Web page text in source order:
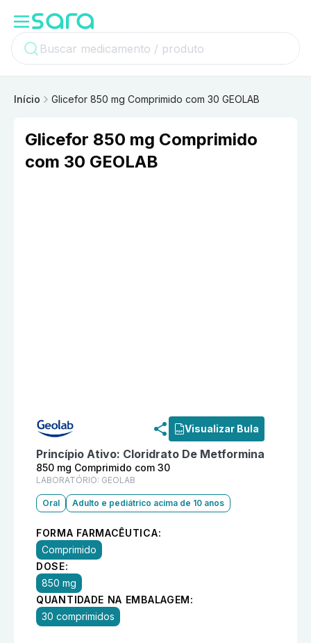
Início Glicefor 850 mg Comprimido com 30 GEOLAB
Glicefor 850 mg Comprimido
com 30 GEOLAB
Visualizar Bula
Princípio Ativo: Cloridrato De Metformina
850 mg Comprimido com 30
LABORATÓRIO: GEOLAB
Oral Adulto e pediátrico acima de 10 anos
FORMA FARMACÊUTICA:
Comprimido
DOSE:
850 mg
QUANTIDADE NA EMBALAGEM:
30 comprimidos